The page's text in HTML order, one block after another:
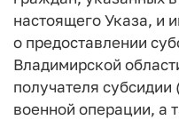
настоящего Указа, и
о предоставлении
Владимирской
получателя субсидии
военной операции, а